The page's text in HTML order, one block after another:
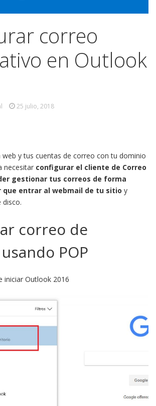
correo
en Outlook
25 julio, 2018
web y tus cuentas de correo con tu dominio
necesitar configurar el cliente de Correo
gestionar tus correos de forma
que entrar al webmail de tu sitio y
disco.
correo de
POP
iniciar Outlook 2016